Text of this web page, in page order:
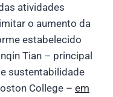
atividades
o aumento da
estabelecido
Tian – principal
sustentabilidade
College – em